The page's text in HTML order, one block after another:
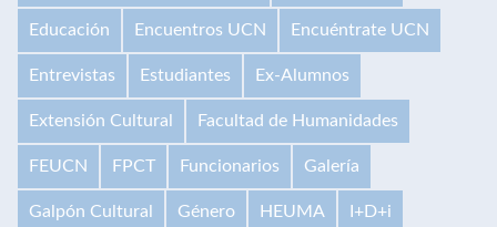
Educación Encuentros UCN Encuéntrate UCN
Entrevistas Estudiantes Ex-Alumnos
Extensión Cultural Facultad de Humanidades
FEUCN FPCT Funcionarios Galería
Galpón Cultural Género HEUMA I+D+i